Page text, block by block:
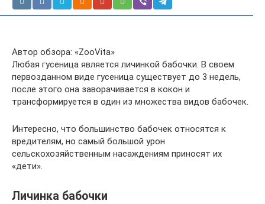
Автор обзора: «ZooVita»
Любая гусеница является личинкой бабочки. В своем
первозданном виде гусеница существует до 3 недель,
после этого она заворачивается в кокон и
трансформируется в один из множества видов бабочек.
Интересно, что большинство бабочек относятся к
вредителям, но самый большой урон
сельскохозяйственным насаждениям приносят их
«дети».
Личинка бабочки